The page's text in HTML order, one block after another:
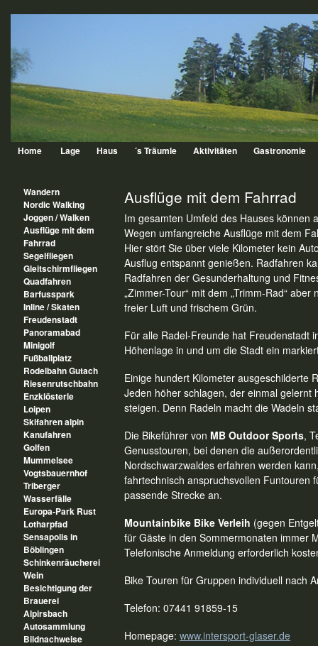
Home Lage Haus ´s Träumle Aktivitäten Gastronomie
Wandern
Nordic Walking
Joggen / Walken
Ausflüge mit dem
Fahrrad
Segelfliegen
Gleitschirmfliegen
Quadfahren
Barfusspark
Inline / Skaten
Freudenstadt
Panoramabad
Minigolf
Fußballplatz
Rodelbahn Gutach
Riesenrutschbahn
Enzklösterle
Loipen
Skifahren alpin
Kanufahren
Golfen
Mummelsee
Vogtsbauernhof
Triberger
Wasserfälle
Europa-Park Rust
Lotharpfad
Sensapolis in
Böblingen
Schinkenräucherei
Wein
Besichtigung der
Brauerei
Alpirsbach
Autosammlung
Bildnachweise
Ausflüge mit dem Fahrrad
Im gesamten Umfeld des Hauses können
Wegen umfangreiche Ausflüge mit dem
Hier stört Sie über viele Kilometer kein
Ausflug entspannt genießen. Radfahren
Radfahren der Gesunderhaltung und
„Zimmer-Tour“ mit dem „Trimm-Rad“
freier Luft und frischem Grün.
Für alle Radel-Freunde hat Freudenstadt
Höhenlage in und um die Stadt ein
Einige hundert Kilometer ausgeschilderte
Jeden höher schlagen, der einmal gelernt
steigen. Denn Radeln macht die Wadeln
Die Bikeführer von MB Outdoor Sports,
Genusstouren, bei denen die
Nordschwarzwaldes erfahren werden
fahrtechnisch anspruchsvollen Funtouren
passende Strecke an.
Mountainbike Bike Verleih (gegen
für Gäste in den Sommermonaten immer
Telefonische Anmeldung erforderlich
Bike Touren für Gruppen individuell nach
Telefon: 07441 91859-15
Homepage: www.intersport-glaser.de